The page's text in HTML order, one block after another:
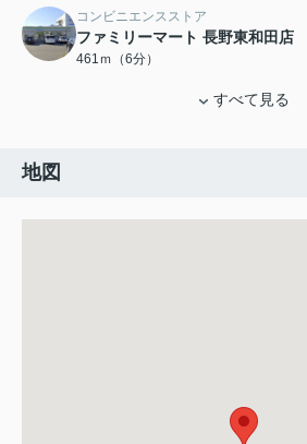
コンビニエンスストア
ファミリーマート 長野東和田店
461ｍ（6分）
すべて見る
地図